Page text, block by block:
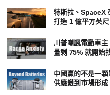
特斯拉、SpaceX
打造 1 億平方英
川普嘲諷電動車
量剩 75% 就開始
中國贏的不是一
供應鏈到市場形成